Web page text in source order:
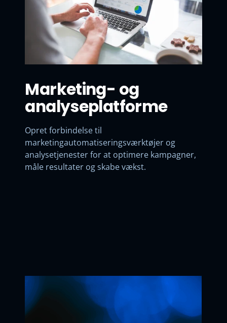
Marketing- og
analyseplatforme
Opret forbindelse til
marketingautomatiseringsværktøjer og
analysetjenester for at optimere kampagner,
måle resultater og skabe vækst.